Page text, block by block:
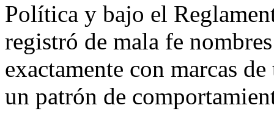
Política y bajo el
registró de mala fe
exactamente con marcas
un patrón de